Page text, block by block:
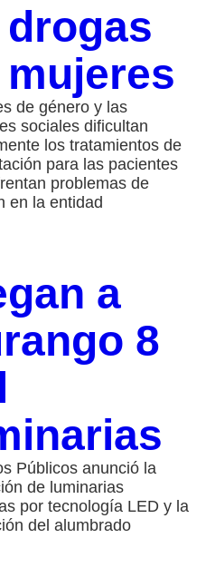
drogas
mujeres
de género y las
sociales dificultan
los tratamientos de
para las pacientes
problemas de
en la entidad
a
8
Públicos anunció la
de luminarias
por tecnología LED y la
del alumbrado